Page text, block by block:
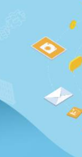
猪肉价格出现明
改革试验区成效
企业收入回暖 各
牙指导价落地 市
网络销售监管新
期店不再“临期”